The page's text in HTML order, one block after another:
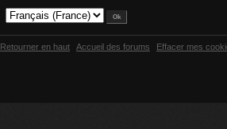
Retourner en haut Accueil des forums Effacer mes